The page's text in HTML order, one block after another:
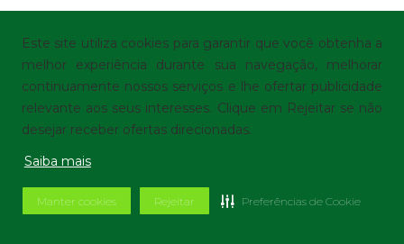
Este site utiliza cookies para garantir que você obtenha a
melhor experiência durante sua navegação, melhorar
continuamente nossos serviços e lhe ofertar publicidade
relevante aos seus interesses. Clique em Rejeitar se não
desejar receber ofertas direcionadas.
Saiba mais
Manter cookies Rejeitar Preferências de Cookie